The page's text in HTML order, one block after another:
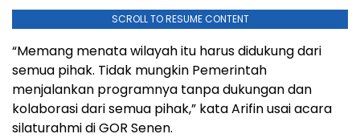
SCROLL TO RESUME CONTENT
“Memang menata wilayah itu harus didukung dari
semua pihak. Tidak mungkin Pemerintah
menjalankan programnya tanpa dukungan dan
kolaborasi dari semua pihak,” kata Arifin usai acara
silaturahmi di GOR Senen.